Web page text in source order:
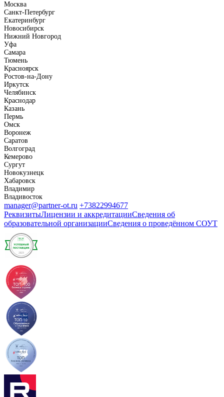
Москва
Санкт-Петербург
Екатеринбург
Новосибирск
Нижний Новгород
Уфа
Самара
Тюмень
Красноярск
Ростов-на-Дону
Иркутск
Челябинск
Краснодар
Казань
Пермь
Омск
Воронеж
Саратов
Волгоград
Кемерово
Сургут
Новокузнецк
Хабаровск
Владимир
Владивосток
manager@partner-ot.ru +73822994677
РеквизитыЛицензии и аккредитацииСведения об
образовательной организацииСведения о проведённом СОУТ